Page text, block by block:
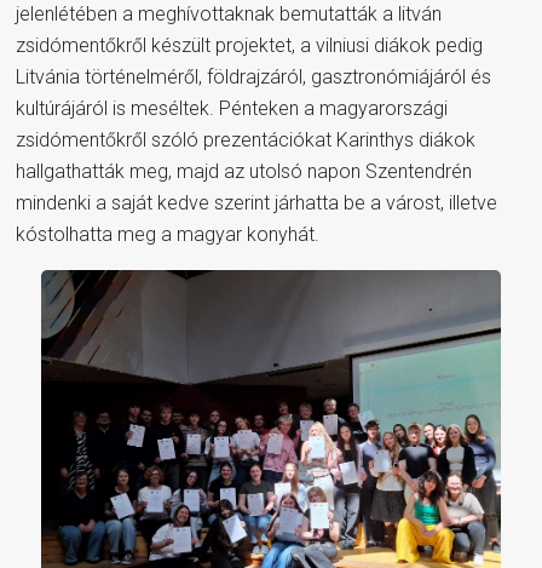
jelenlétében a meghívottaknak bemutatták a litván
zsidómentőkről készült projektet, a vilniusi diákok pedig
Litvánia történelméről, földrajzáról, gasztronómiájáról és
kultúrájáról is meséltek. Pénteken a magyarországi
zsidómentőkről szóló prezentációkat Karinthys diákok
hallgathatták meg, majd az utolsó napon Szentendrén
mindenki a saját kedve szerint járhatta be a várost, illetve
kóstolhatta meg a magyar konyhát.